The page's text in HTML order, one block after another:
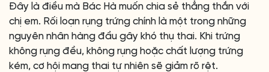
Đây là điều mà Bác Hà muốn chia sẻ thẳng thắn với
chị em. Rối loạn rụng trứng chính là một trong những
nguyên nhân hàng đầu gây khó thụ thai. Khi trứng
không rụng đều, không rụng hoặc chất lượng trứng
kém, cơ hội mang thai tự nhiên sẽ giảm rõ rệt.